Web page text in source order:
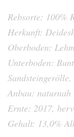
Rebsorte: 100%
Herkunft:
Oberboden:
Unterboden:
Anbau: naturnah
Ernte: 2017,
Gehalt: 13,0%